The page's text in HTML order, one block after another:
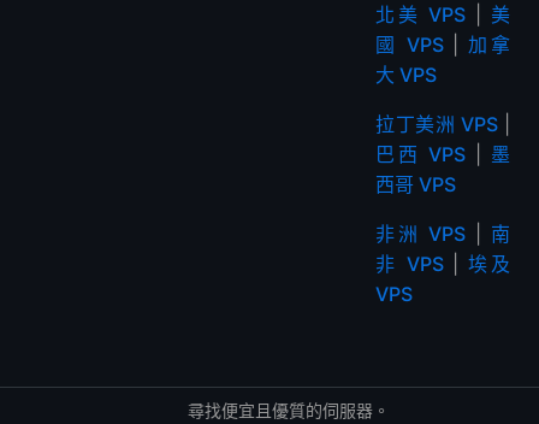
北美 VPS
美
國 VPS|加拿
大 VPS
拉丁美洲 VPS|
巴西 VPS
墨
西哥 VPS
非洲 VPS
南
非 VPS|埃及
VPS
尋找便宜且優質的伺服器。